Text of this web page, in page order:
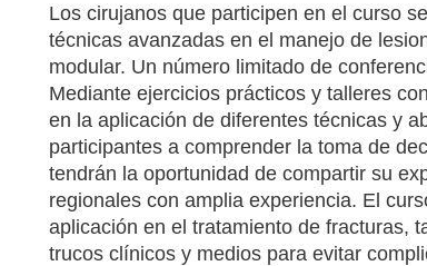
Los cirujanos que participen en el curso
técnicas avanzadas en el manejo de
modular. Un número limitado de
Mediante ejercicios prácticos y talleres
en la aplicación de diferentes técnicas y
participantes a comprender la toma de
tendrán la oportunidad de compartir su
regionales con amplia experiencia. El
aplicación en el tratamiento de fracturas,
trucos clínicos y medios para evitar